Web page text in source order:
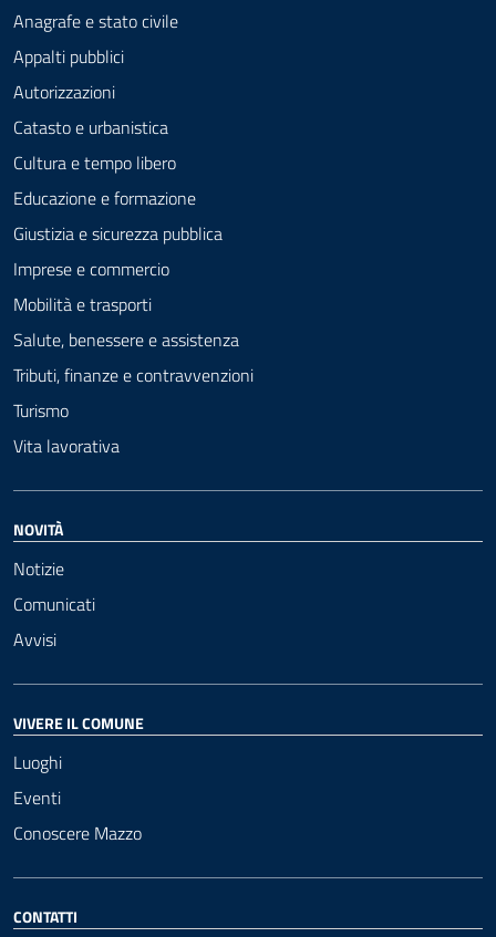
Anagrafe e stato civile
Appalti pubblici
Autorizzazioni
Catasto e urbanistica
Cultura e tempo libero
Educazione e formazione
Giustizia e sicurezza pubblica
Imprese e commercio
Mobilità e trasporti
Salute, benessere e assistenza
Tributi, finanze e contravvenzioni
Turismo
Vita lavorativa
NOVITÀ
Notizie
Comunicati
Avvisi
VIVERE IL COMUNE
Luoghi
Eventi
Conoscere Mazzo
CONTATTI